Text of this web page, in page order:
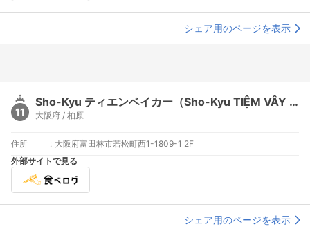
シェア用のページを表示
11
Sho-Kyu ティエンベイカー（Sho-Kyu TIỆM VÂY CÁ）
大阪府 / 柏原
住所 : 大阪府富田林市若松町西1-1809-1 2F
外部サイトで見る
シェア用のページを表示